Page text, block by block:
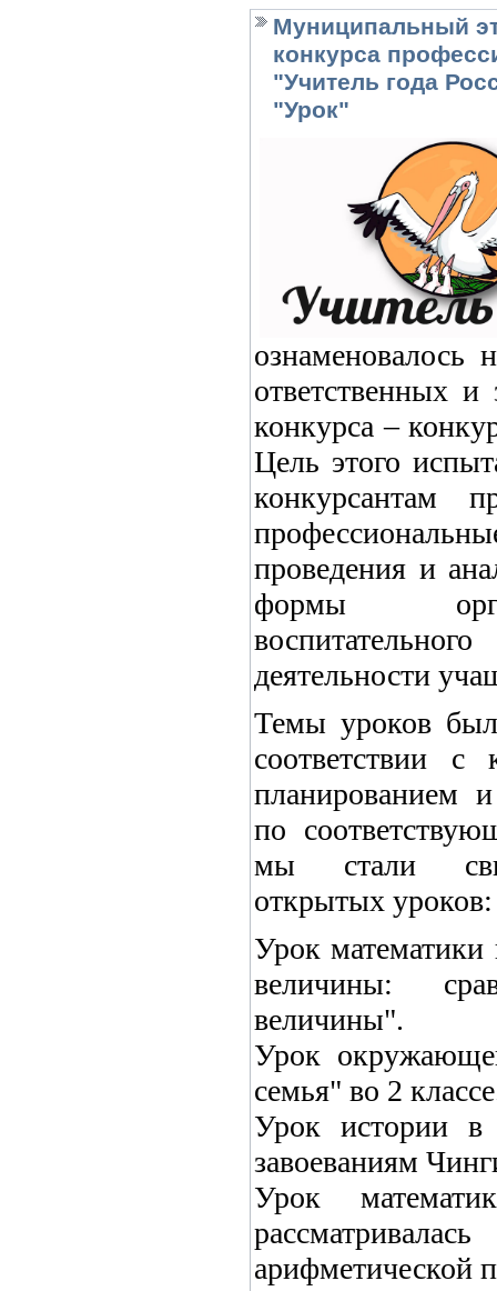
Муниципальный
конкурса
"Учитель года
"Урок"
ознаменовалось
ответственных
конкурса –
Цель этого
конкурсантам
проведения и
формы
деятельности
Темы уроков
соответствии с
планированием
по
мы стали
открытых уроков:
Урок
величины:
величины".
Урок
семья" во 2
Урок истории в
завоеваниям
Урок
арифметической